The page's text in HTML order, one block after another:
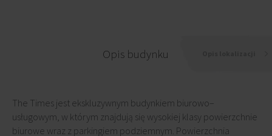
Opis budynku
The Times jest ekskluzywnym budynkiem biurowo–
usługowym, w którym znajdują się wysokiej klasy powierzchnie
biurowe wraz z parkingiem podziemnym. Powierzchnia